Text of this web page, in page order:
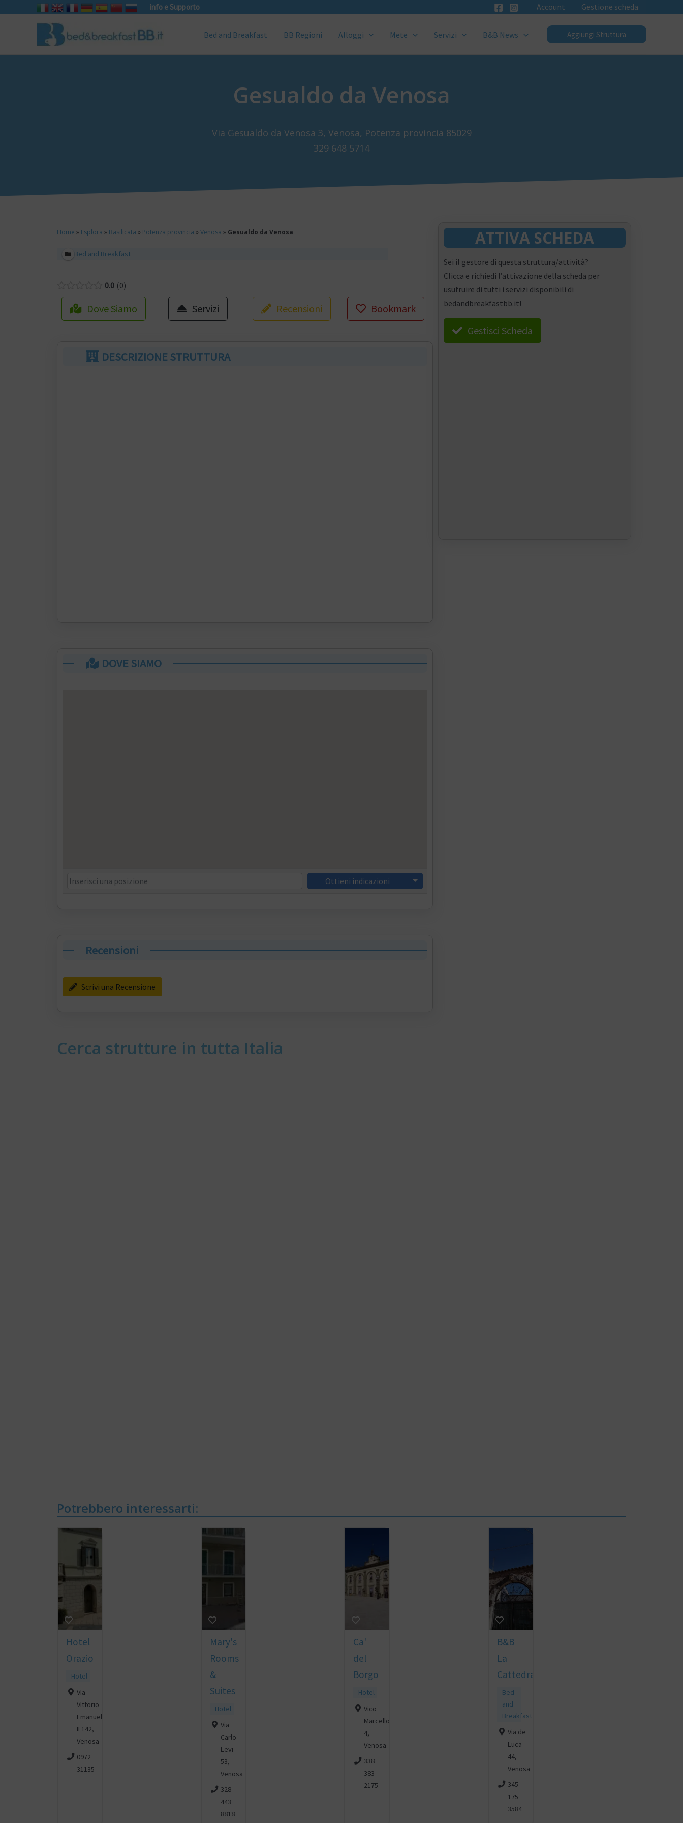
info e Supporto Account Gestione scheda
Bed and Breakfast BB Regioni Alloggi Mete Servizi B&B News Aggiungi Struttura
Gesualdo da Venosa
Via Gesualdo da Venosa 3, Venosa, Potenza provincia 85029
329 648 5714
Home » Esplora » Basilicata » Potenza provincia » Venosa » Gesualdo da Venosa
Bed and Breakfast
0.0 0
Dove Siamo Servizi Recensioni Bookmark
DESCRIZIONE STRUTTURA
DOVE SIAMO
Ottieni indicazioni
Recensioni
Scrivi una Recensione
Cerca strutture in tutta Italia
ATTIVA SCHEDA
Sei il gestore di questa struttura/attività?
Clicca e richiedi l’attivazione della scheda per
usufruire di tutti i servizi disponibili di
bedandbreakfastbb.it!
Gestisci Scheda
Potrebbero interessarti:
Hotel
Orazio
Hotel
Via
Vittorio
Emanuele
II 142,
Venosa
0972
31135
Mary's
Rooms
&
Suites
Hotel
Via
Carlo
Levi
53,
Venosa
328
443
8818
Ca'
del
Borgo
Hotel
Vico
Marcello
4,
Venosa
338
383
2175
B&B
La
Cattedrale
Bed
and
Breakfast
Via de
Luca
44,
Venosa
345
175
3584